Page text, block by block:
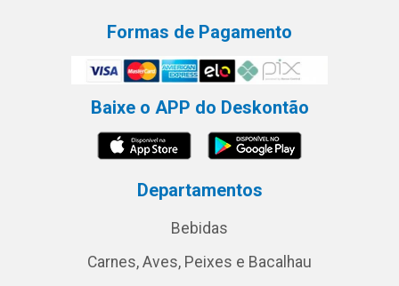
Formas de Pagamento
Baixe o APP do Deskontão
Departamentos
Bebidas
Carnes, Aves, Peixes e Bacalhau